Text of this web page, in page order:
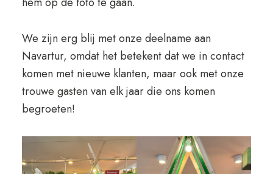
We zijn erg blij met onze deelname aan
Navartur, omdat het betekent dat we in contact
komen met nieuwe klanten, maar ook met onze
trouwe gasten van elk jaar die ons komen
begroeten!